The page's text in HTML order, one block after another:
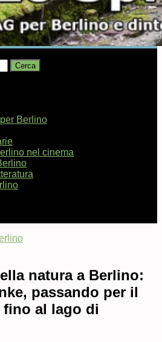
Berlino
nel cinema
natura a Berlino:
passando per il
al lago di